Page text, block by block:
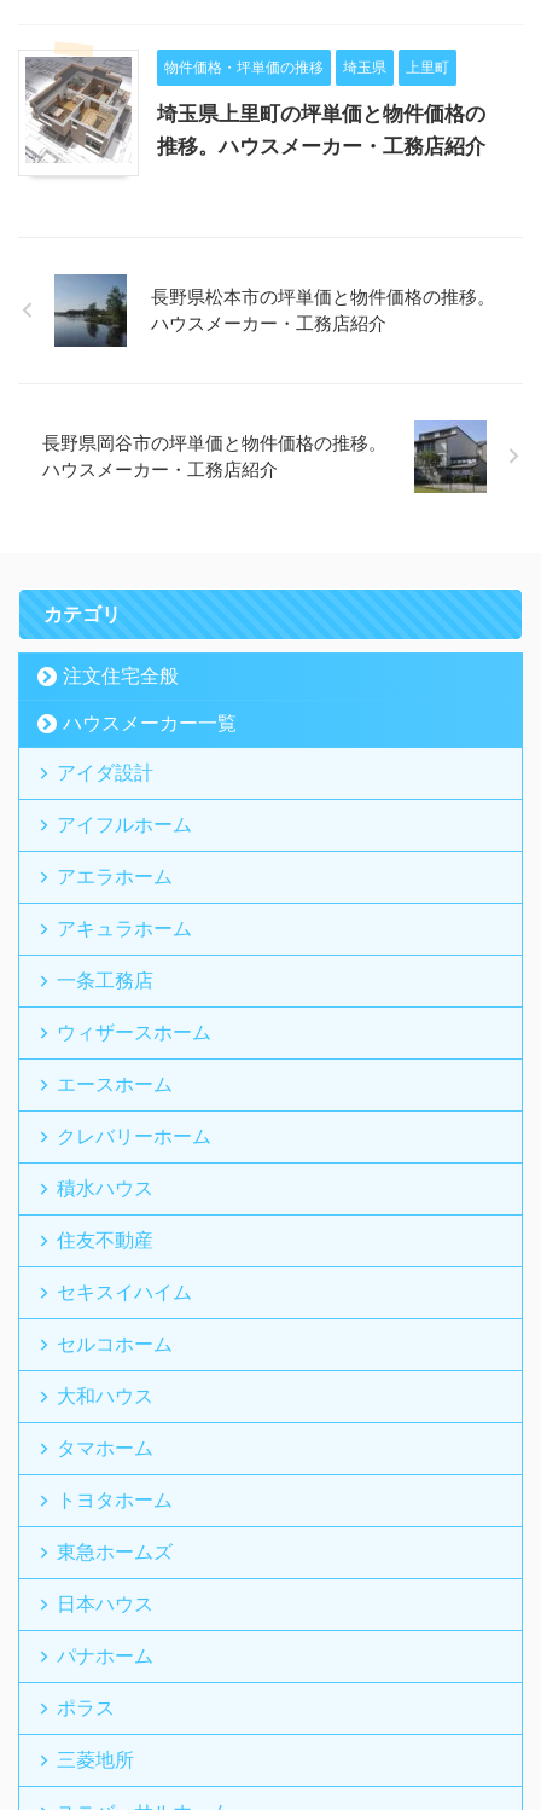
物件価格・坪単価の推移 埼玉県 上里町
埼玉県上里町の坪単価と物件価格の
推移。ハウスメーカー・工務店紹介
長野県松本市の坪単価と物件価格の推移。
ハウスメーカー・工務店紹介
長野県岡谷市の坪単価と物件価格の推移。
ハウスメーカー・工務店紹介
カテゴリ
注文住宅全般
ハウスメーカー一覧
アイダ設計
アイフルホーム
アエラホーム
アキュラホーム
一条工務店
ウィザースホーム
エースホーム
クレバリーホーム
積水ハウス
住友不動産
セキスイハイム
セルコホーム
大和ハウス
タマホーム
トヨタホーム
東急ホームズ
日本ハウス
パナホーム
ポラス
三菱地所